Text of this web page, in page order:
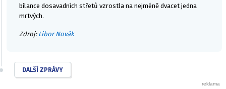
bilance dosavadních střetů vzrostla na nejméně dvacet jedna
mrtvých.
Zdroj: Libor Novák
DALŠÍ ZPRÁVY